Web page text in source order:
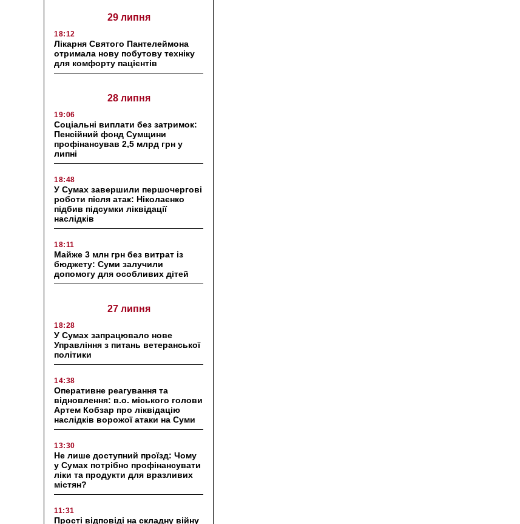
29 липня
18:12
Лікарня Святого Пантелеймона
отримала нову побутову техніку
для комфорту пацієнтів
28 липня
19:06
Соціальні виплати без затримок:
Пенсійний фонд Сумщини
профінансував 2,5 млрд грн у
липні
18:48
У Сумах завершили першочергові
роботи після атак: Ніколаєнко
підбив підсумки ліквідації
наслідків
18:11
Майже 3 млн грн без витрат із
бюджету: Суми залучили
допомогу для особливих дітей
27 липня
18:28
У Сумах запрацювало нове
Управління з питань ветеранської
політики
14:38
Оперативне реагування та
відновлення: в.о. міського голови
Артем Кобзар про ліквідацію
наслідків ворожої атаки на Суми
13:30
Не лише доступний проїзд: Чому
у Сумах потрібно профінансувати
ліки та продукти для вразливих
містян?
11:31
Прості відповіді на складну війну